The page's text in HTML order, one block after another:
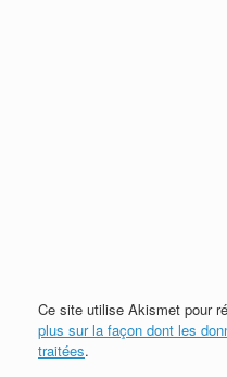
Ce site utilise Akismet pour
plus sur la façon dont les
traitées.